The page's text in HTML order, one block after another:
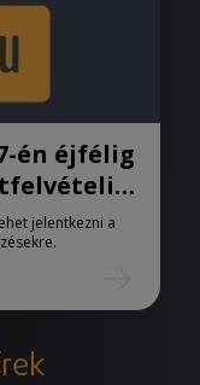
én éjfélig
jelentkezni a